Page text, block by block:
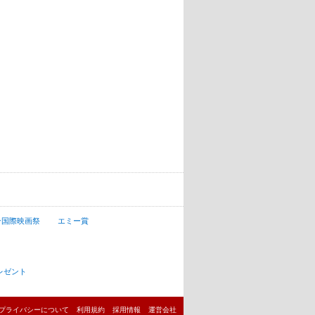
際映画祭
エミー賞
ゼント
プライバシーについて 利用規約 採用情報 運営会社